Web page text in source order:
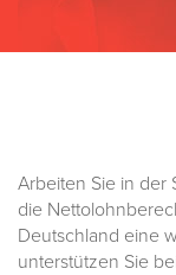
Arbeiten Sie in der
die
Deutschland eine
unterstützen Sie